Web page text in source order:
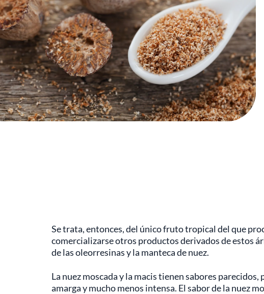
Se trata, entonces, del único fruto tropical del que
comercializarse otros productos derivados de estos
de las oleorresinas y la manteca de nuez.
La nuez moscada y la macis tienen sabores
amarga y mucho menos intensa. El sabor de la nuez